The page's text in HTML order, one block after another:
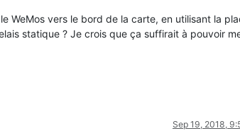
WeMos vers le bord de la carte, en utilisant la
statique ? Je crois que ça suffirait à pouvoir
Sep 19, 2018,